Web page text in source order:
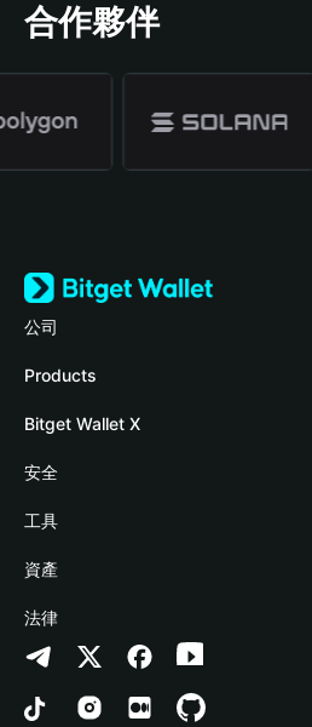
合作夥伴
公司
關於 Bitget Wallet
部落格
學院
加密資訊
幫助中心
‌聯繫我們
品牌資源
工作機會
Products
Crypto Card
Stablecoin Earn
Payfi Crypto
Crypto Swap API
Altcoin Season Index
Prediction Markets
DApp
Bitget Wallet X
開發者文件
連接錢包
Bitget Wallet Pay
合作上架
安全
風險保障基金
安全防護技術
工具
快捷買幣
授權檢測
合約檢測
批次轉帳
資產
Arbitrum
Avalanche
Bitcoin
法律
隱私協議
用戶使用協議